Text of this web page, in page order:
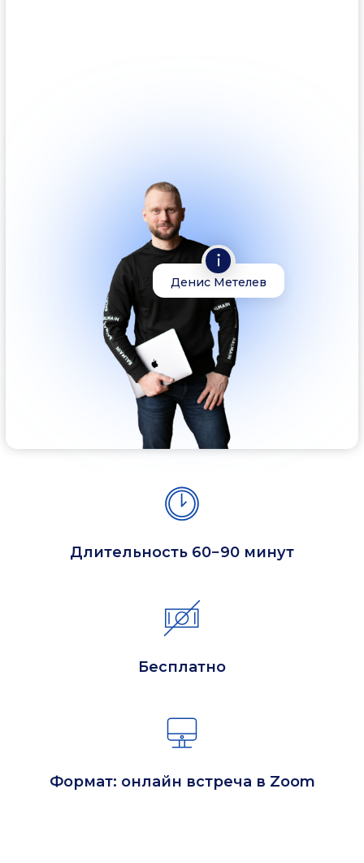
Длительность 60−90 минут
Бесплатно
Формат: онлайн встреча в Zoom